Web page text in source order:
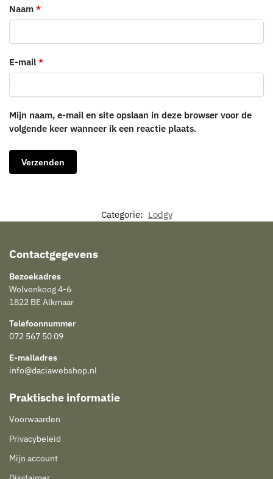
Naam *
E-mail *
Mijn naam, e-mail en site opslaan in deze browser voor de
volgende keer wanneer ik een reactie plaats.
Categorie: Lodgy
Contactgegevens
Bezoekadres
Wolvenkoog 4-6
1822 BE Alkmaar
Telefoonnummer
072 567 50 09
E-mailadres
info@daciawebshop.nl
Praktische informatie
Voorwaarden
Privacybeleid
Mijn account